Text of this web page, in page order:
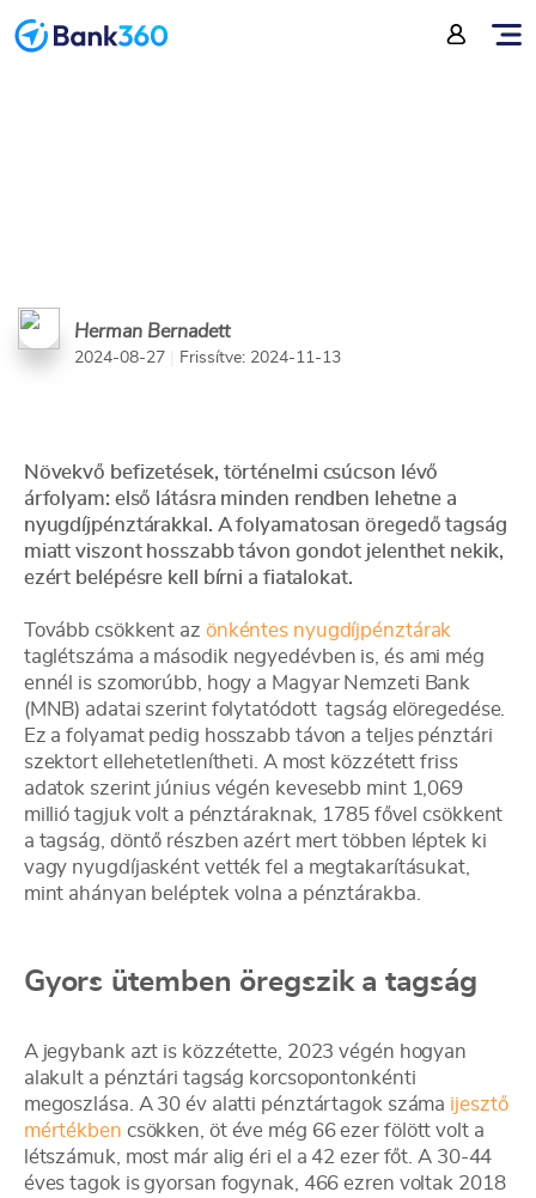
nyugdíjpénztárak
Herman Bernadett
2024-08-27 Frissítve: 2024-11-13
Növekvő befizetések, történelmi csúcson lévő
árfolyam: első látásra minden rendben lehetne a
nyugdíjpénztárakkal. A folyamatosan öregedő tagság
miatt viszont hosszabb távon gondot jelenthet nekik,
ezért belépésre kell bírni a fiatalokat.
Tovább csökkent az önkéntes nyugdíjpénztárak
taglétszáma a második negyedévben is, és ami még
ennél is szomorúbb, hogy a Magyar Nemzeti Bank
(MNB) adatai szerint folytatódott tagság elöregedése.
Ez a folyamat pedig hosszabb távon a teljes pénztári
szektort ellehetetlenítheti. A most közzétett friss
adatok szerint június végén kevesebb mint 1,069
millió tagjuk volt a pénztáraknak, 1785 fővel csökkent
a tagság, döntő részben azért mert többen léptek ki
vagy nyugdíjasként vették fel a megtakarításukat,
mint ahányan beléptek volna a pénztárakba.
Gyors ütemben öregszik a tagság
A jegybank azt is közzétette, 2023 végén hogyan
alakult a pénztári tagság korcsopontonkénti
megoszlása. A 30 év alatti pénztártagok száma ijesztő
mértékben csökken, öt éve még 66 ezer fölött volt a
létszámuk, most már alig éri el a 42 ezer főt. A 30-44
éves tagok is gyorsan fogynak, 466 ezren voltak 2018